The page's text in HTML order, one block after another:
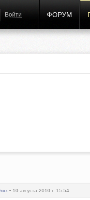
Войти ФОРУМ
• 10 августа 2010 г. 15:54